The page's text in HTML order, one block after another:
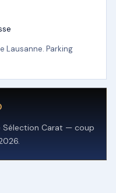
Lausanne. Parking
Sélection Carat — coup